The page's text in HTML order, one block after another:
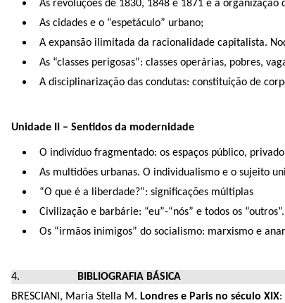
As revoluções de 1830, 1848 e 1871 e a
As cidades e o “espetáculo” urbano;
A expansão ilimitada da racionalidade capitalista.
As “classes perigosas”: classes operárias, pobres,
A disciplinarização das condutas: constituição de
Unidade II – Sentidos da modernidade
O indivíduo fragmentado: os espaços público,
As multidões urbanas. O individualismo e o sujeito
“O que é a liberdade?”: significações múltiplas
Civilização e barbárie: “eu”-“nós” e todos os
Os “irmãos inimigos” do socialismo: marxismo e
BIBLIOGRAFIA BÁSICA
BRESCIANI, Maria Stella M. Londres e Paris no século XIX: